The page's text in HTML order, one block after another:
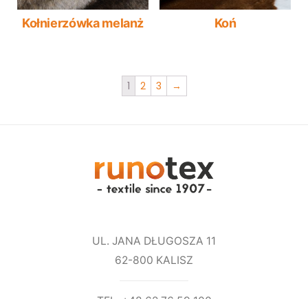
Kołnierzówka melanż Koń
1 2 3 →
UL. JANA DŁUGOSZA 11
62-800 KALISZ